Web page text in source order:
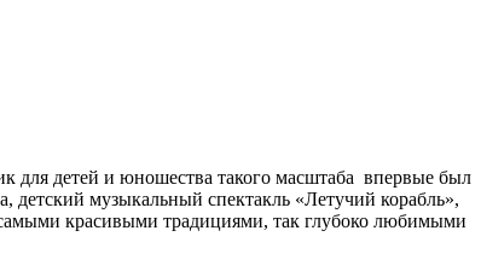
для детей и юношества такого масштаба впервые был
музыкальный спектакль «Летучий корабль»,
красивыми традициями, так глубоко любимыми